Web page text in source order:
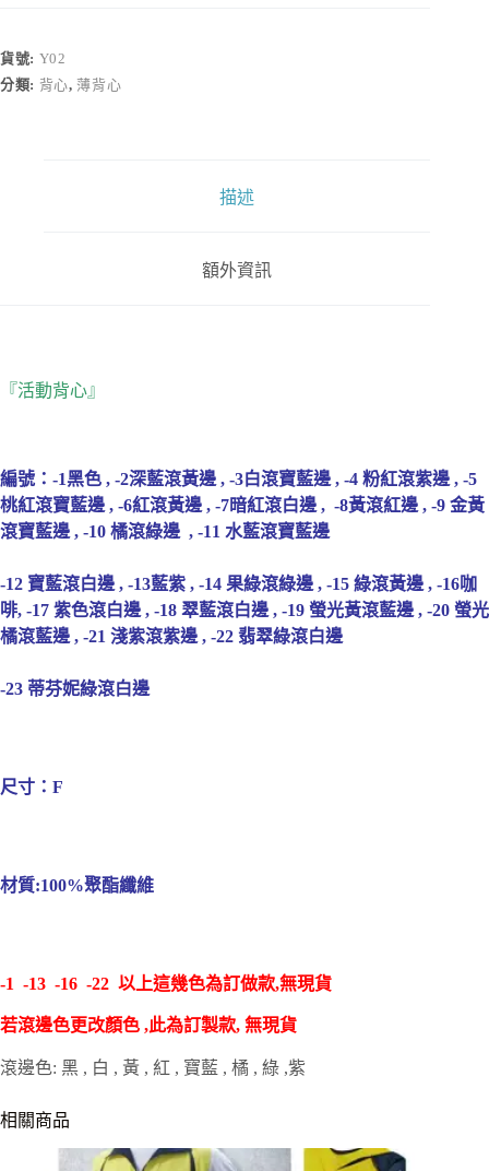
貨號: Y02
分類: 背心, 薄背心
描述
額外資訊
『活動背心』
編號：-1黑色 , -2深藍滾黃邊 , -3白滾寶藍邊 , -4 粉紅滾紫邊 , -5
桃紅滾寶藍邊 , -6紅滾黃邊 , -7暗紅滾白邊 , -8黃滾紅邊 , -9 金黃
滾寶藍邊 , -10 橘滾綠邊 , -11 水藍滾寶藍邊
-12 寶藍滾白邊 , -13藍紫 , -14 果綠滾綠邊 , -15 綠滾黃邊 , -16咖
啡, -17 紫色滾白邊 , -18 翠藍滾白邊 , -19 螢光黃滾藍邊 , -20 螢光
橘滾藍邊 , -21 淺紫滾紫邊 , -22 翡翠綠滾白邊
-23 蒂芬妮綠滾白邊
尺寸：F
材質:100%聚酯纖維
-1 -13 -16 -22 以上這幾色為訂做款,無現貨
若滾邊色更改顏色 ,此為訂製款, 無現貨
滾邊色: 黑 , 白 , 黃 , 紅 , 寶藍 , 橘 , 綠 ,紫
相關商品